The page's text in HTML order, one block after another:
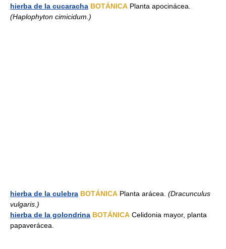
hierba de la cucaracha BOTÁNICA Planta apocinácea.
(Haplophyton cimicidum.)
hierba de la culebra BOTÁNICA Planta arácea. (Dracunculus
vulgaris.)
hierba de la golondrina BOTÁNICA Celidonia mayor, planta
papaverácea.